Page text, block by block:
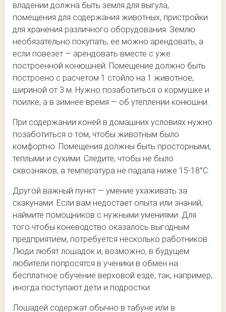
владении должна быть земля для выгула,
помещения для содержания животных, пристройки
для хранения различного оборудования. Землю
необязательно покупать, ее можно арендовать, а
если повезет — арендовать вместе с уже
построенной конюшней. Помещение должно быть
построено с расчетом 1 стойло на 1 животное,
шириной от 3 м. Нужно позаботиться о кормушке и
поилке, а в зимнее время — об утеплении конюшни.
При содержании коней в домашних условиях нужно
позаботиться о том, чтобы животным было
комфортно. Помещения должны быть просторными,
теплыми и сухими. Следите, чтобы не было
сквозняков, а температура не падала ниже 15-18°С.
Другой важный пункт — умение ухаживать за
скакунами. Если вам недостает опыта или знаний,
наймите помощников с нужными умениями. Для
того чтобы коневодство оказалось выгодным
предприятием, потребуется несколько работников.
Люди любят лошадок и, возможно, в будущем
любители попросятся в ученики в обмен на
бесплатное обучение верховой езде, так, например,
иногда поступают дети и подростки.
Лошадей содержат обычно в табуне или в